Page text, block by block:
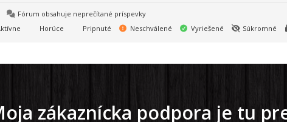
Fórum obsahuje neprečítané príspevky
Horúce Pripnuté Neschválené Vyriešené Súkromné
zákaznícka podpora je tu